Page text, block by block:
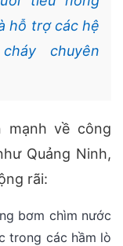
hỗ trợ các hệ
chuyên
mạnh về công
Quảng Ninh,
rãi:
bơm chìm nước
trong các hầm lò